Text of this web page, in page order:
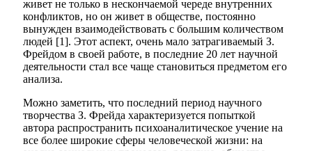
живет не только в нескончаемой череде внутренних
конфликтов, но он живет в обществе, постоянно
вынужден взаимодействовать с большим количеством
людей [1]. Этот аспект, очень мало затрагиваемый З.
Фрейдом в своей работе, в последние 20 лет научной
деятельности стал все чаще становиться предметом его
анализа.
Можно заметить, что последний период научного
творчества З. Фрейда характеризуется попыткой
автора распространить психоаналитическое учение на
все более широкие сферы человеческой жизни: на